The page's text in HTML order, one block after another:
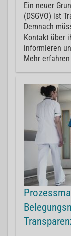
Ein neuer
(DSGVO) ist
Demnach
Kontakt über
informieren
Mehr erfahren